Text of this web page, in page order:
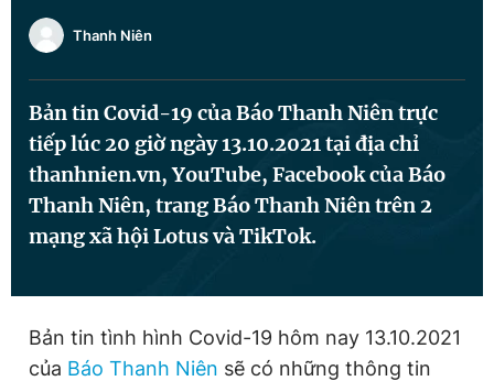
Thông tin tòa soạn
Đọc Thanh Niên trên điện thoại
Theo dõi báo trên
Thanh Niên
Bản tin Covid-19 của Báo Thanh Niên trực
tiếp lúc 20 giờ ngày 13.10.2021 tại địa chỉ
thanhnien.vn, YouTube, Facebook của Báo
Thanh Niên, trang Báo Thanh Niên trên 2
mạng xã hội Lotus và TikTok.
Bản tin tình hình Covid-19 hôm nay 13.10.2021
của Báo Thanh Niên sẽ có những thông tin